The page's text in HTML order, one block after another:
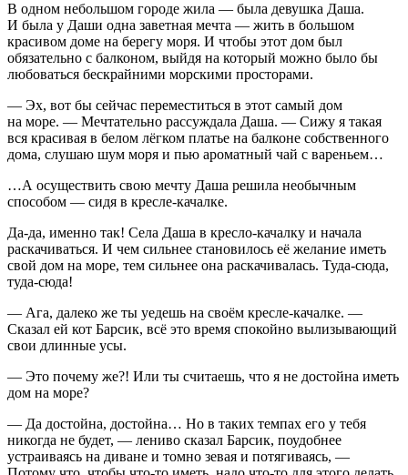
В одном небольшом городе жила — была девушка Даша.
И была у Даши одна заветная мечта — жить в большом
красивом доме на берегу моря. И чтобы этот дом был
обязательно с балконом, выйдя на который можно было бы
любоваться бескрайними морскими просторами.
— Эх, вот бы сейчас переместиться в этот самый дом
на море. — Мечтательно рассуждала Даша. — Сижу я такая
вся красивая в белом лёгком платье на балконе собственного
дома, слушаю шум моря и пью ароматный чай с вареньем…
…А осуществить свою мечту Даша решила необычным
способом — сидя в кресле-качалке.
Да-да, именно так! Села Даша в кресло-качалку и начала
раскачиваться. И чем сильнее становилось её желание иметь
свой дом на море, тем сильнее она раскачивалась. Туда-сюда,
туда-сюда!
— Ага, далеко же ты уедешь на своём кресле-качалке. —
Сказал ей кот Барсик, всё это время спокойно вылизывающий
свои длинные усы.
— Это почему же?! Или ты считаешь, что я не достойна иметь
дом на море?
— Да достойна, достойна… Но в таких темпах его у тебя
никогда не будет, — лениво сказал Барсик, поудобнее
устраиваясь на диване и томно зевая и потягиваясь, —